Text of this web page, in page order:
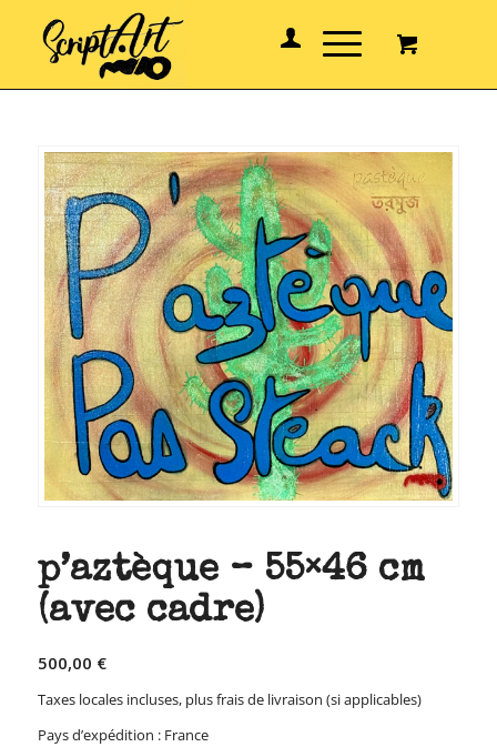
p’aztèque – 55×46 cm
(avec cadre)
500,00 €
Taxes locales incluses, plus frais de livraison (si applicables)
Pays d’expédition : France